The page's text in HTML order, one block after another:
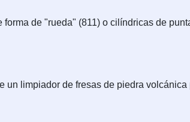
de "rueda" (811) o cilíndricas de
un limpiador de fresas de piedra volcánica